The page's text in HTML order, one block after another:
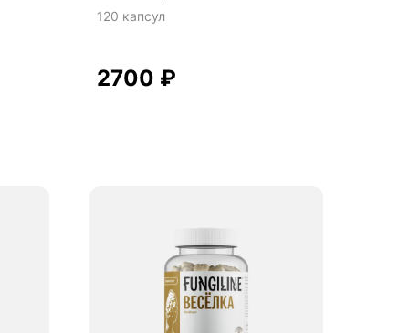
120 капсул
2700 ₽